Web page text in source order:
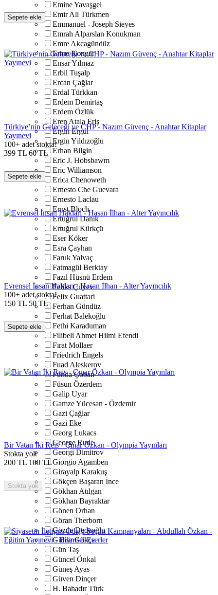
Emine Yavaşgel
Emir Ali Türkmen
Emmanuel - Joseph Sieyes
Emrah Alparslan Konukman
Emre Akcagündüz
Emre Kongar
Ensar Yılmaz
Erbil Tuşalp
Ercan Çağlar
Erdal Türkkan
Erdem Demirtaş
Erdem Özlük
Eren Atala Eriş
Ergin Ergül
Ergin Yıldızoğlu
Erhan Bilgin
Eric J. Hobsbawm
Eric Williamson
Erica Chenoweth
Ernesto Che Guevara
Ernesto Laclau
Ernst Bloch
Ertuğrul Danık
Ertuğrul Kürkçü
Eser Köker
Esra Çayhan
Faruk Yalvaç
Fatmagül Berktay
Fazıl Hüsnü Erdem
Feliks Çuyev
Felix Guattari
Ferhan Gündüz
Ferhat Balekoğlu
Fethi Karaduman
Filibeli Ahmet Hilmi Efendi
Fırat Mollaer
Friedrich Engels
Fuad Aleskerov
Funda Çoban
Füsun Özerdem
Galip Uyar
Gamze Yücesan - Özdemir
Gazi Çağlar
Gazi Eke
Georg Lukacs
George Rude
Georgi Dimitrov
Giorgio Agamben
Girayalp Karakuş
Gökçen Başaran İnce
Gökhan Atılgan
Gökhan Bayraktar
Gönen Orhan
Göran Therborn
Gözde Dedeoğlu
Gülise Gökçe
Gün Taş
Güncel Önkal
Güneş Ayas
Güven Dinçer
H. Bahadır Türk
Sepete ekle
Türkiye’nin Geleceği ve CHP - Nazım Güvenç - Anahtar Kitaplar
Yayınevi
100+ adet stokta!
399 TL 60 TL
Sepete ekle
Evrensel İnsan Hakları - Hasan İlhan - Alter Yayıncılık
100+ adet stokta!
150 TL 50 TL
Sepete ekle
Bir Vatan İki Reis - Çınar Özkan - Olympia Yayınları
Stokta yok
200 TL 100 TL
Stokta yok